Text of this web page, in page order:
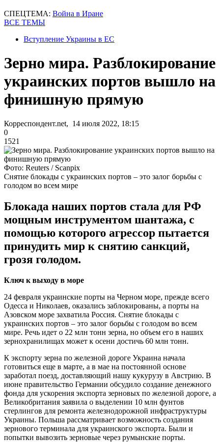
СПЕЦТЕМА: Война в Иране
ВСЕ ТЕМЫ
Вступление Украины в ЕС
Зерно мира. Разблокирование
украинских портов вышло на
финишную прямую
Корреспондент.net, 14 июля 2022, 18:15
0
1521
Фото: Reuters / Scanpix
Снятие блокады с украинских портов – это залог борьбы с
голодом во всем мире
Блокада наших портов стала для РФ
мощным инструментом шантажа, с
помощью которого агрессор пытается
принудить мир к снятию санкций,
грозя голодом.
Ключ к выходу в море
24 февраля украинские порты на Черном море, прежде всего
Одесса и Николаев, оказались заблокированы, а порты на
Азовском море захватила Россия. Снятие блокады с
украинских портов – это залог борьбы с голодом во всем
мире. Речь идет о 22 млн тонн зерна, но объем его в наших
зернохранилищах может к осени достичь 60 млн тонн.
К экспорту зерна по железной дороге Украина начала
готовиться еще в марте, а в мае на постоянной основе
заработал поезд, доставляющий нашу кукурузу в Австрию. В
июне правительство Германии обсудило создание денежного
фонда для ускорения экспорта зерновых по железной дороге, а
Великобритания заявила о выделении 10 млн фунтов
стерлингов для ремонта железнодорожной инфраструктуры
Украины. Польша рассматривает возможность создания
зернового терминала для украинского экспорта. Были и
попытки вывозить зерновые через румынские порты.